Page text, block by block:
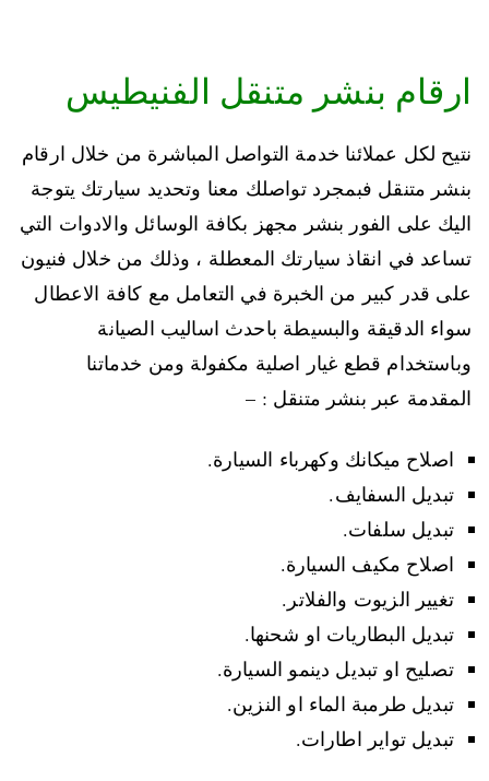
ارقام بنشر متنقل الفنيطيس
نتيح لكل عملائنا خدمة التواصل المباشرة من خلال ارقام
بنشر متنقل فبمجرد تواصلك معنا وتحديد سيارتك يتوجة
اليك على الفور بنشر مجهز بكافة الوسائل والادوات التي
تساعد في انقاذ سيارتك المعطلة ، وذلك من خلال فنيون
على قدر كبير من الخبرة في التعامل مع كافة الاعطال
سواء الدقيقة والبسيطة باحدث اساليب الصيانة
وباستخدام قطع غيار اصلية مكفولة ومن خدماتنا
المقدمة عبر بنشر متنقل : –
اصلاح ميكانك وكهرباء السيارة.
تبديل السفايف.
تبديل سلفات.
اصلاح مكيف السيارة.
تغيير الزيوت والفلاتر.
تبديل البطاريات او شحنها.
تصليح او تبديل دينمو السيارة.
تبديل طرمبة الماء او النزين.
تبديل تواير اطارات.